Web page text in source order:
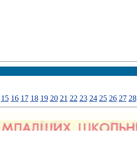
15 16 17 18 19 20 21 22 23 24 25 26 27 28